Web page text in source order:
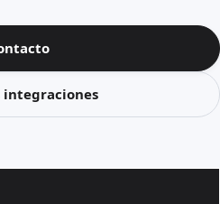
integraciones